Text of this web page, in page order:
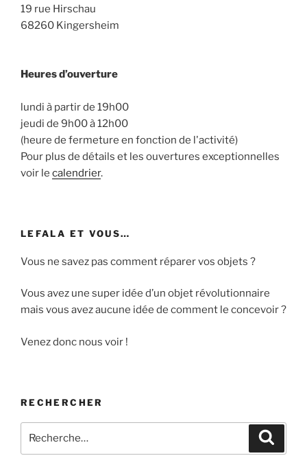
19 rue Hirschau
68260 Kingersheim
Heures d’ouverture
lundi à partir de 19h00
jeudi de 9h00 à 12h00
(heure de fermeture en fonction de l'activité)
Pour plus de détails et les ouvertures exceptionnelles
voir le calendrier.
LEFALA ET VOUS…
Vous ne savez pas comment réparer vos objets ?
Vous avez une super idée d’un objet révolutionnaire
mais vous avez aucune idée de comment le concevoir ?
Venez donc nous voir !
RECHERCHER
pour